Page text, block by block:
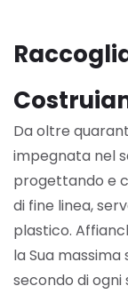
Da oltre
impegnata nel
progettando e
di fine linea,
plastico.
la Sua massima
secondo di ogni